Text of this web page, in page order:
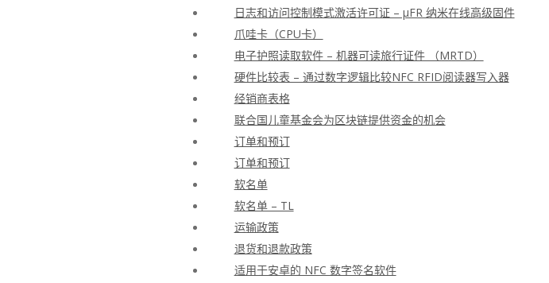
日志和访问控制模式激活许可证 – μFR 纳米在线高级固件
爪哇卡（CPU卡）
电子护照读取软件 – 机器可读旅行证件 （MRTD）
硬件比较表 – 通过数字逻辑比较NFC RFID阅读器写入器
经销商表格
联合国儿童基金会为区块链提供资金的机会
订单和预订
订单和预订
软名单
软名单 – TL
运输政策
退货和退款政策
适用于安卓的 NFC 数字签名软件